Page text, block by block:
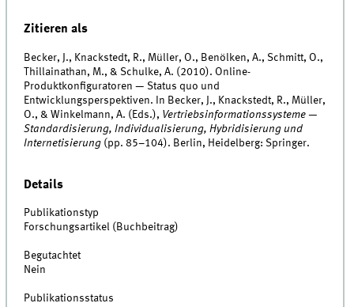
Zitieren als
Becker, J., Knackstedt, R., Müller, O., Benölken, A., Schmitt, O.,
Thillainathan, M., & Schulke, A. (2010). Online-
Produktkonfiguratoren — Status quo und
Entwicklungsperspektiven. In Becker, J., Knackstedt, R., Müller,
O., & Winkelmann, A. (Eds.), Vertriebsinformationssysteme —
Standardisierung, Individualisierung, Hybridisierung und
Internetisierung (pp. 85–104). Berlin, Heidelberg: Springer.
Details
Publikationstyp
Forschungsartikel (Buchbeitrag)
Begutachtet
Nein
Publikationsstatus